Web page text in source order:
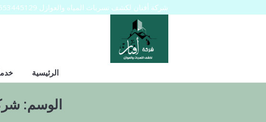
شركة أفنان لكشف تسربات المياه والعوازل 0553445129
الرئيسية
الوسم: